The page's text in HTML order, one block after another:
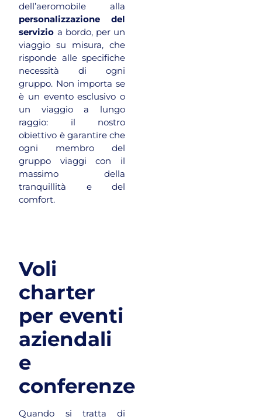
dell’aeromobile alla
personalizzazione del
servizio a bordo, per un
viaggio su misura, che
risponde alle specifiche
necessità di ogni
gruppo. Non importa se
è un evento esclusivo o
un viaggio a lungo
raggio: il nostro
obiettivo è garantire che
ogni membro del
gruppo viaggi con il
massimo della
tranquillità e del
comfort.
Voli
charter
per eventi
aziendali
e
conferenze
Quando si tratta di